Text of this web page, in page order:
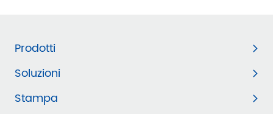
Prodotti
Soluzioni
Stampa